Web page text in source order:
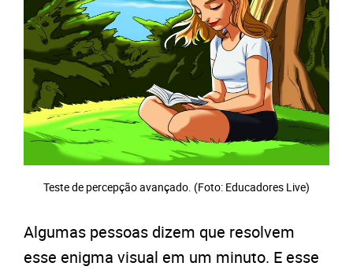
Teste de percepção avançado. (Foto: Educadores Live)
Algumas pessoas dizem que resolvem
esse enigma visual em um minuto. E esse